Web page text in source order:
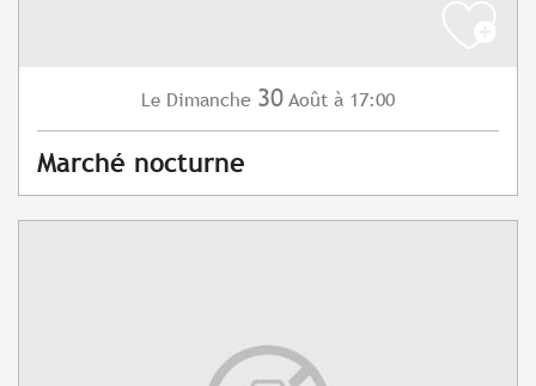
Le Dimanche 30 Août à 17:00
Marché nocturne